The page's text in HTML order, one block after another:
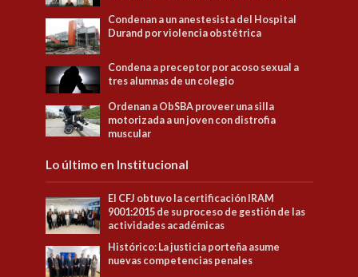
Condenan a un anestesista del Hospital
Durand por violencia obstétrica
Condena a preceptor por acoso sexual a
tres alumnas de un colegio
Ordenan a ObSBA proveer una silla
motorizada a un joven con distrofia
muscular
Lo último en Institucional
El CFJ obtuvo la certificación IRAM
9001:2015 de su proceso de gestión de las
actividades académicas
Histórico: La justicia porteña asume
nuevas competencias penales